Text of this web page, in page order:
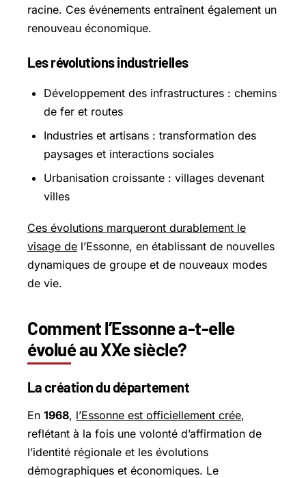
racine. Ces événements entraînent également un
renouveau économique.
Les révolutions industrielles
Développement des infrastructures : chemins
de fer et routes
Industries et artisans : transformation des
paysages et interactions sociales
Urbanisation croissante : villages devenant
villes
Ces évolutions marqueront durablement le
visage de l’Essonne, en établissant de nouvelles
dynamiques de groupe et de nouveaux modes
de vie.
Comment l’Essonne a-t-elle
évolué au XXe siècle?
La création du département
En 1968, l’Essonne est officiellement crée,
reflétant à la fois une volonté d’affirmation de
l’identité régionale et les évolutions
démographiques et économiques. Le